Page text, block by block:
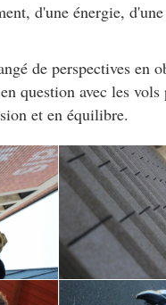
d'une énergie,
de perspectives en
question avec les
et en équilibre.